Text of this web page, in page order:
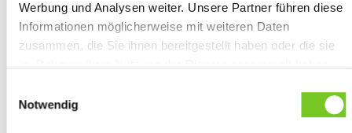
Werbung und Analysen weiter. Unsere Partner führen diese
Informationen möglicherweise mit weiteren Daten
zusammen, die Sie ihnen bereitgestellt haben oder die sie
unsere Webseite weiterhin nutzen.
Notwendig
WEITERE INFORMATIONEN
HERSTELLERANGABEN GEMÄSS GPSR